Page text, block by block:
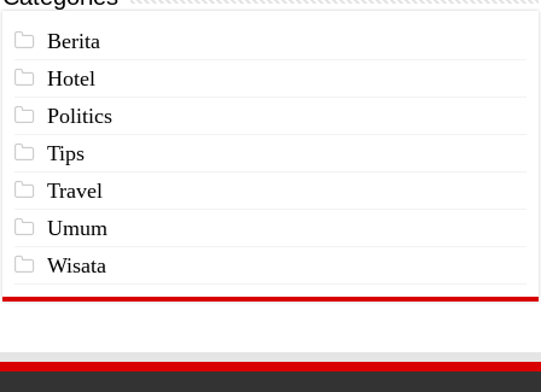
Berita
Hotel
Politics
Tips
Travel
Umum
Wisata